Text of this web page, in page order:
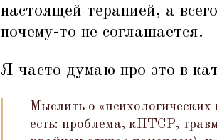
настоящей терапией, а
почему-то не соглашается.
Я часто думаю про это в
Мыслить о «психологических
есть: проблема, кПТСР,